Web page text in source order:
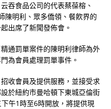
吞食品公司的代表蔡葆榕、
陳明利、眾多僑領、餐飮界的
出席了新聞發佈會。
通罰單案件的陳明利律師為外
為會員處理罰單事件。
收會員及提供服務，並接受求
於紐約市曼哈頓下東城亞倫街
午1時至6時開放，將提供現